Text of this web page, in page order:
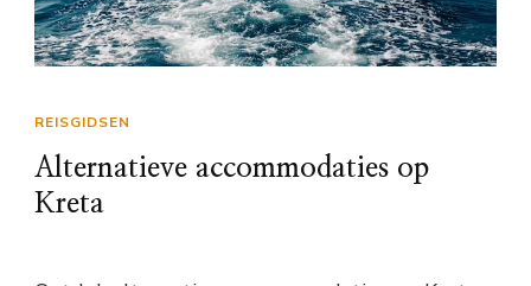
REISGIDSEN
Alternatieve accommodaties op
Kreta